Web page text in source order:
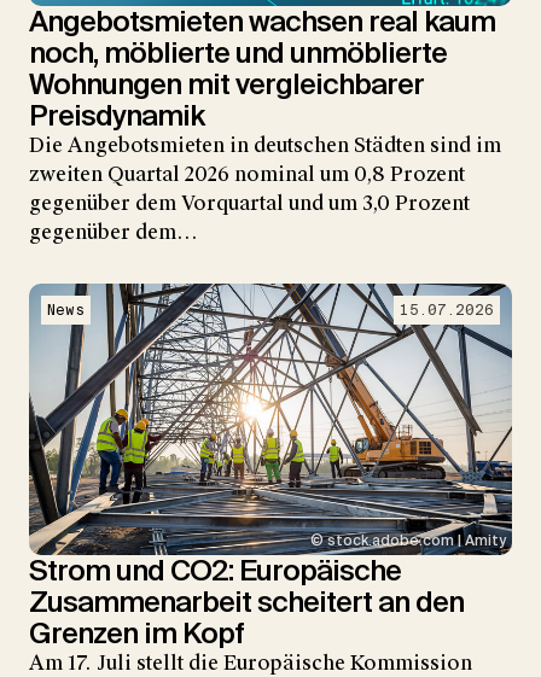
Angebotsmieten wachsen real kaum
noch, möblierte und unmöblierte
Wohnungen mit vergleichbarer
Preisdynamik
Die Angebotsmieten in deutschen Städten sind im
zweiten Quartal 2026 nominal um 0,8 Prozent
gegenüber dem Vorquartal und um 3,0 Prozent
gegenüber dem…
News 15.07.2026
© stock.adobe.com | Amity
Strom und CO2: Europäische
Zusammenarbeit scheitert an den
Grenzen im Kopf
Am 17. Juli stellt die Europäische Kommission